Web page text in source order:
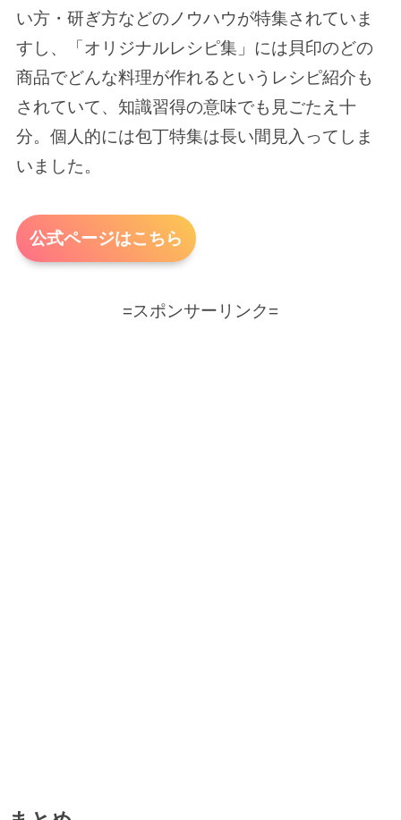
い方・研ぎ方などのノウハウが特集されていま
すし、「オリジナルレシピ集」には貝印のどの
商品でどんな料理が作れるというレシピ紹介も
されていて、知識習得の意味でも見ごたえ十
分。個人的には包丁特集は長い間見入ってしま
いました。
公式ページはこちら
=スポンサーリンク=